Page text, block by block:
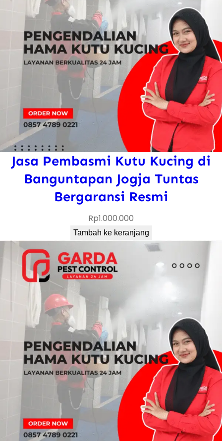
Jasa Pembasmi Kutu Kucing di
Banguntapan Jogja Tuntas
Bergaransi Resmi
Rp1.000.000
Tambah ke keranjang